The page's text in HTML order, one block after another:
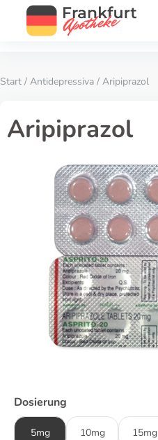
Start / Antidepressiva / Aripiprazol
Aripiprazol
Dosierung
5mg 10mg 15mg